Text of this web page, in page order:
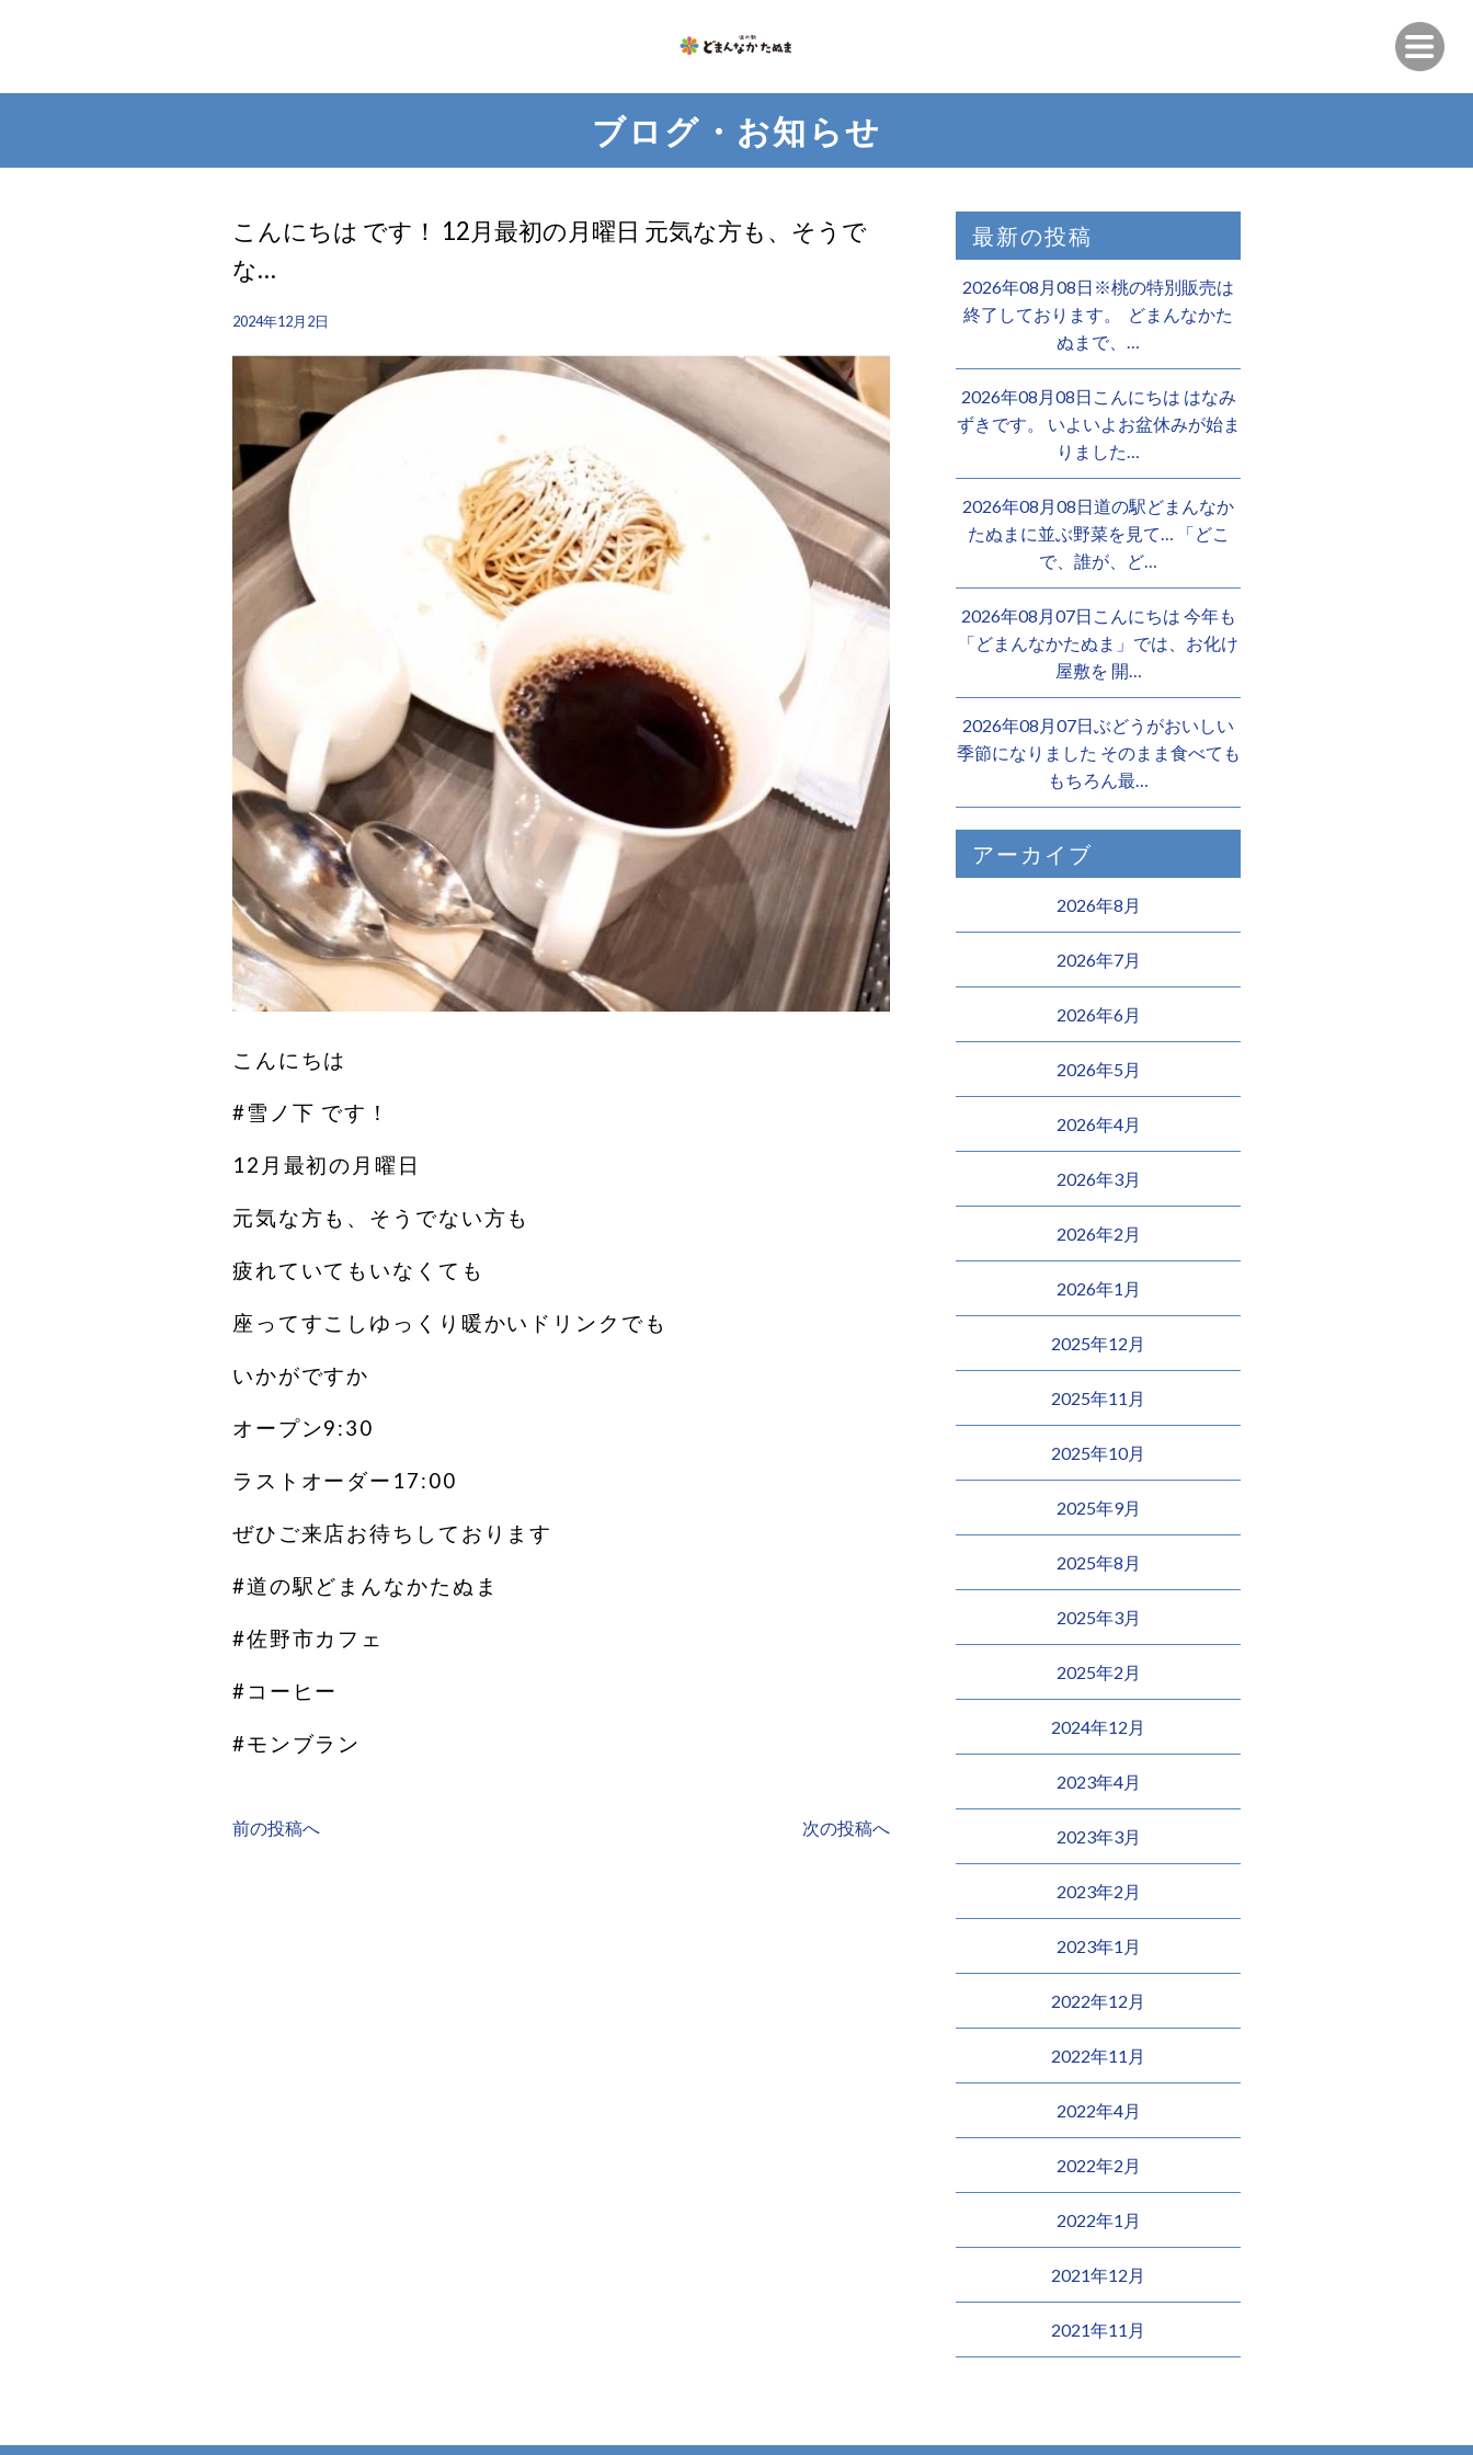
ブログ・お知らせ
こんにちは です！ 12月最初の月曜日 元気な方も、そうで
な…
2024年12月2日
こんにちは
#雪ノ下 です！
12月最初の月曜日
元気な方も、そうでない方も
疲れていてもいなくても
座ってすこしゆっくり暖かいドリンクでも
いかがですか️
オープン9:30
ラストオーダー17:00
ぜひご来店お待ちしております
#道の駅どまんなかたぬま
#佐野市カフェ
#コーヒー
#モンブラン
前の投稿へ 次の投稿へ
最新の投稿
2026年08月08日※桃の特別販売は
終了しております。 ️ どまんなかた
ぬまで、…
2026年08月08日こんにちは はなみ
ずきです。 いよいよお盆休みが始ま
りました…
2026年08月08日道の駅どまんなか
たぬまに並ぶ野菜を見て… 「どこ
で、誰が、ど…
2026年08月07日こんにちは 今年も
「どまんなかたぬま」では、お化け
屋敷を 開…
2026年08月07日ぶどうがおいしい
季節になりました そのまま食べても
もちろん最…
アーカイブ
2026年8月
2026年7月
2026年6月
2026年5月
2026年4月
2026年3月
2026年2月
2026年1月
2025年12月
2025年11月
2025年10月
2025年9月
2025年8月
2025年3月
2025年2月
2024年12月
2023年4月
2023年3月
2023年2月
2023年1月
2022年12月
2022年11月
2022年4月
2022年2月
2022年1月
2021年12月
2021年11月